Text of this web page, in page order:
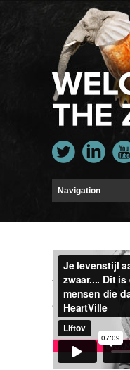
Je levenstijl
film over mensen
QlvronVimeo